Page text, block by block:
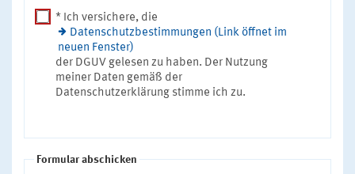
* Ich versichere, die
Datenschutzbestimmungen (Link öffnet im
neuen Fenster)
der DGUV gelesen zu haben. Der Nutzung
meiner Daten gemäß der
Datenschutzerklärung stimme ich zu.
Formular abschicken